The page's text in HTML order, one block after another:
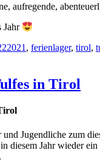
aufregende,
Jahr
2021 , ferienlager, tirol,
in Tirol
und Jugendliche zum
diesem Jahr wieder